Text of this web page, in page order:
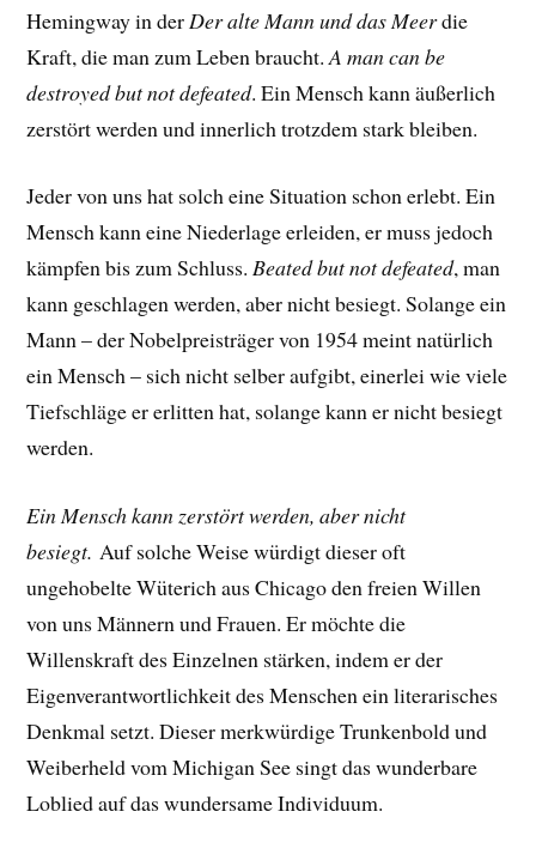
Hemingway in der Der alte Mann und das Meerdie
Kraft, die man zum Leben braucht.A man can be
destroyed but not defeated. Ein Mensch kann äußerlich
zerstört werden und innerlich trotzdem stark bleiben.
Jeder von uns hat solch eine Situation schon erlebt. Ein
Mensch kann eine Niederlage erleiden, er muss jedoch
kämpfen bis zum Schluss.Beated but not defeated, man
kann geschlagen werden, aber nicht besiegt. Solange ein
Mann – der Nobelpreisträger von 1954 meint natürlich
ein Mensch – sich nicht selber aufgibt, einerlei wie viele
Tiefschläge er erlitten hat, solange kann er nicht besiegt
werden.
Ein Mensch kann zerstört werden, aber nicht
besiegt. Auf solche Weise würdigt dieser oft
ungehobelte Wüterich aus Chicago den freien Willen
von uns Männern und Frauen. Er möchte die
Willenskraft des Einzelnen stärken, indem er der
Eigenverantwortlichkeit des Menschen ein literarisches
Denkmal setzt. Dieser merkwürdige Trunkenbold und
Weiberheld vom Michigan See singt das wunderbare
Loblied auf das wundersame Individuum.